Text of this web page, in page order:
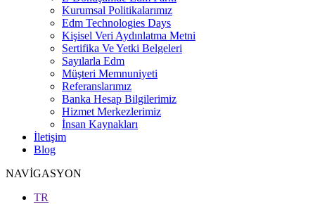
Kurumsal Politikalarımız
Edm Technologies Days
Kişisel Veri Aydınlatma Metni
Sertifika Ve Yetki Belgeleri
Sayılarla Edm
Müşteri Memnuniyeti
Referanslarımız
Banka Hesap Bilgilerimiz
Hizmet Merkezlerimiz
İnsan Kaynakları
İletişim
Blog
NAVİGASYON
TR